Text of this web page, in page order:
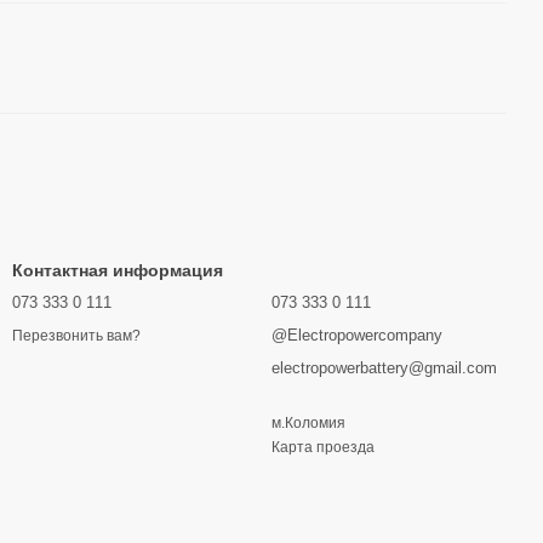
Контактная информация
073 333 0 111
Перезвонить вам?
073 333 0 111
@Electropowercompany
electropowerbattery@gmail.com
м.Коломия
Карта проезда